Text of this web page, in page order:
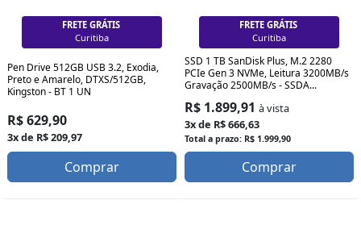
FRETE GRÁTIS
Curitiba
Pen Drive 512GB USB 3.2, Exodia,
Preto e Amarelo, DTXS/512GB,
Kingston - BT 1 UN
R$ 629,90
3x de R$ 209,97
Comprar
FRETE GRÁTIS
Curitiba
SSD 1 TB SanDisk Plus, M.2 2280
PCIe Gen 3 NVMe, Leitura 3200MB/s
Gravação 2500MB/s - SSDA...
R$ 1.899,91 à vista
3x de R$ 666,63
Total a prazo: R$ 1.999,90
Comprar